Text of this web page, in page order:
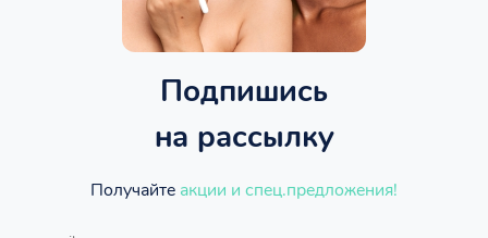
Подпишись
на рассылку
Получайте акции и спец.предложения!